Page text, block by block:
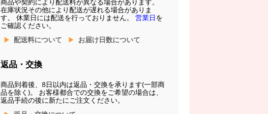
商品や契約により配送料が異なる場合があります。
在庫状況その他により配送が遅れる場合がありま
す。 休業日には配送を行っておりません。 営業日を
ご確認ください。
配送料について
お届け日数について
返品・交換
商品到着後、8日以内は返品・交換を承ります(一部商
品を除く)。 お客様都合での交換をご希望の場合は、
返品手続の後に新たにご注文ください。